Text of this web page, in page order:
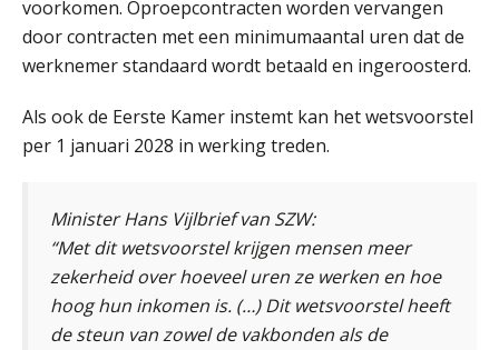
voorkomen. Oproepcontracten worden vervangen
door contracten met een minimumaantal uren dat de
werknemer standaard wordt betaald en ingeroosterd.
Als ook de Eerste Kamer instemt kan het wetsvoorstel
per 1 januari 2028 in werking treden.
Minister Hans Vijlbrief van SZW:
“Met dit wetsvoorstel krijgen mensen meer
zekerheid over hoeveel uren ze werken en hoe
hoog hun inkomen is. (…) Dit wetsvoorstel heeft
de steun van zowel de vakbonden als de
14
AUG
HBO Programma Manager Payroll Services & Benefits
Markus Verbeek Praehep
17
AUG
Markus Verbeek Praehep
AUG
Markus Verbeek Praehep
24
AUG
Module Loonheffingen VPS
Markus Verbeek Praehep